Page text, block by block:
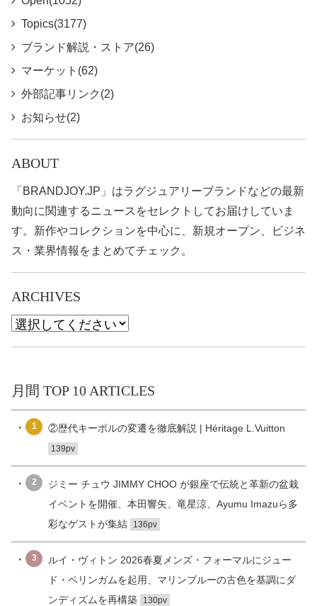
Topics(3177)
ブランド解説・ストア(26)
マーケット(62)
外部記事リンク(2)
お知らせ(2)
ABOUT
「BRANDJOY.JP」はラグジュアリーブランドなどの最新
動向に関連するニュースをセレクトしてお届けしていま
す。新作やコレクションを中心に、新規オープン、ビジネ
ス・業界情報をまとめてチェック。
ARCHIVES
月間 TOP 10 ARTICLES
1 ②歴代キーポルの変遷を徹底解説 | Héritage L.Vuitton
139pv
2
ジミー チュウ JIMMY CHOO が銀座で伝統と革新の盆栽
イベントを開催、本田響矢、竜星涼、Ayumu Imazuら多
彩なゲストが集結
136pv
3
ルイ・ヴィトン 2026春夏メンズ・フォーマルにジュー
ド・ベリンガムを起用、マリンブルーの古色を基調にダ
ンディズムを再構築
130pv